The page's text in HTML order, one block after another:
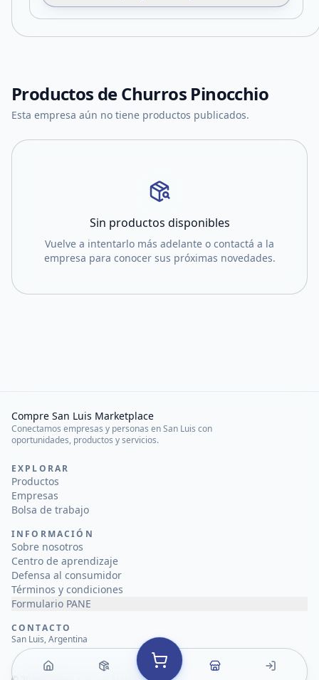
Productos deChurros Pinocchio
Esta empresa aún no tiene productos publicados.
Sin productos disponibles
Vuelve a intentarlo más adelante o contactá a la
empresa para conocer sus próximas novedades.
Compre San Luis Marketplace
Conectamos empresas y personas en San Luis con
oportunidades, productos y servicios.
EXPLORAR
Productos
Empresas
Bolsa de trabajo
INFORMACIÓN
Sobre nosotros
Centro de aprendizaje
Defensa al consumidor
Términos y condiciones
Formulario PANE
CONTACTO
San Luis, Argentina